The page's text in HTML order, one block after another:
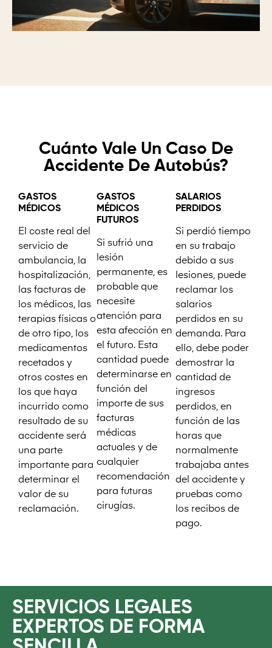
Cuánto Vale Un Caso De
Accidente De Autobús?
GASTOS
MÉDICOS
El coste real del
servicio de
ambulancia, la
hospitalización,
las facturas de
los médicos, las
terapias físicas o
de otro tipo, los
medicamentos
recetados y
otros costes en
los que haya
incurrido como
resultado de su
accidente será
una parte
importante para
determinar el
valor de su
reclamación.
GASTOS
MÉDICOS
FUTUROS
Si sufrió una
lesión
permanente, es
probable que
necesite
atención para
esta afección en
el futuro. Esta
cantidad puede
determinarse en
función del
importe de sus
facturas
médicas
actuales y de
cualquier
recomendación
para futuras
cirugías.
SALARIOS
PERDIDOS
Si perdió tiempo
en su trabajo
debido a sus
lesiones, puede
reclamar los
salarios
perdidos en su
demanda. Para
ello, debe poder
demostrar la
cantidad de
ingresos
perdidos, en
función de las
horas que
normalmente
trabajaba antes
del accidente y
pruebas como
los recibos de
pago.
SERVICIOS LEGALES
EXPERTOS DE FORMA